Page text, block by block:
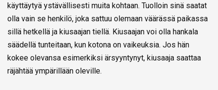
käyttäytyä ystävällisesti muita kohtaan. Tuolloin sinä saatat
olla vain se henkilö, joka sattuu olemaan väärässä paikassa
sillä hetkellä ja kiusaajan tiellä. Kiusaajan voi olla hankala
säädellä tunteitaan, kun kotona on vaikeuksia. Jos hän
kokee olevansa esimerkiksi ärsyyntynyt, kiusaaja saattaa
räjähtää ympärillään oleville.